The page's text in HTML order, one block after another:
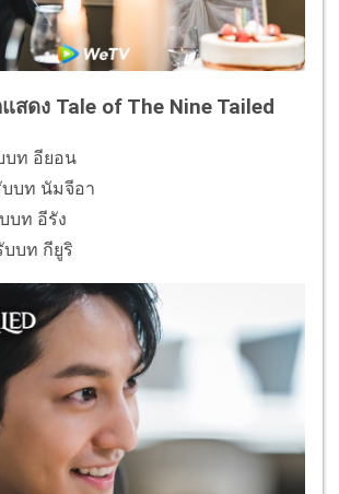
สดง Tale of The Nine Tailed
บท อียอน
บบท นัมจีอา
บท อีรัง
บบท กียูริ